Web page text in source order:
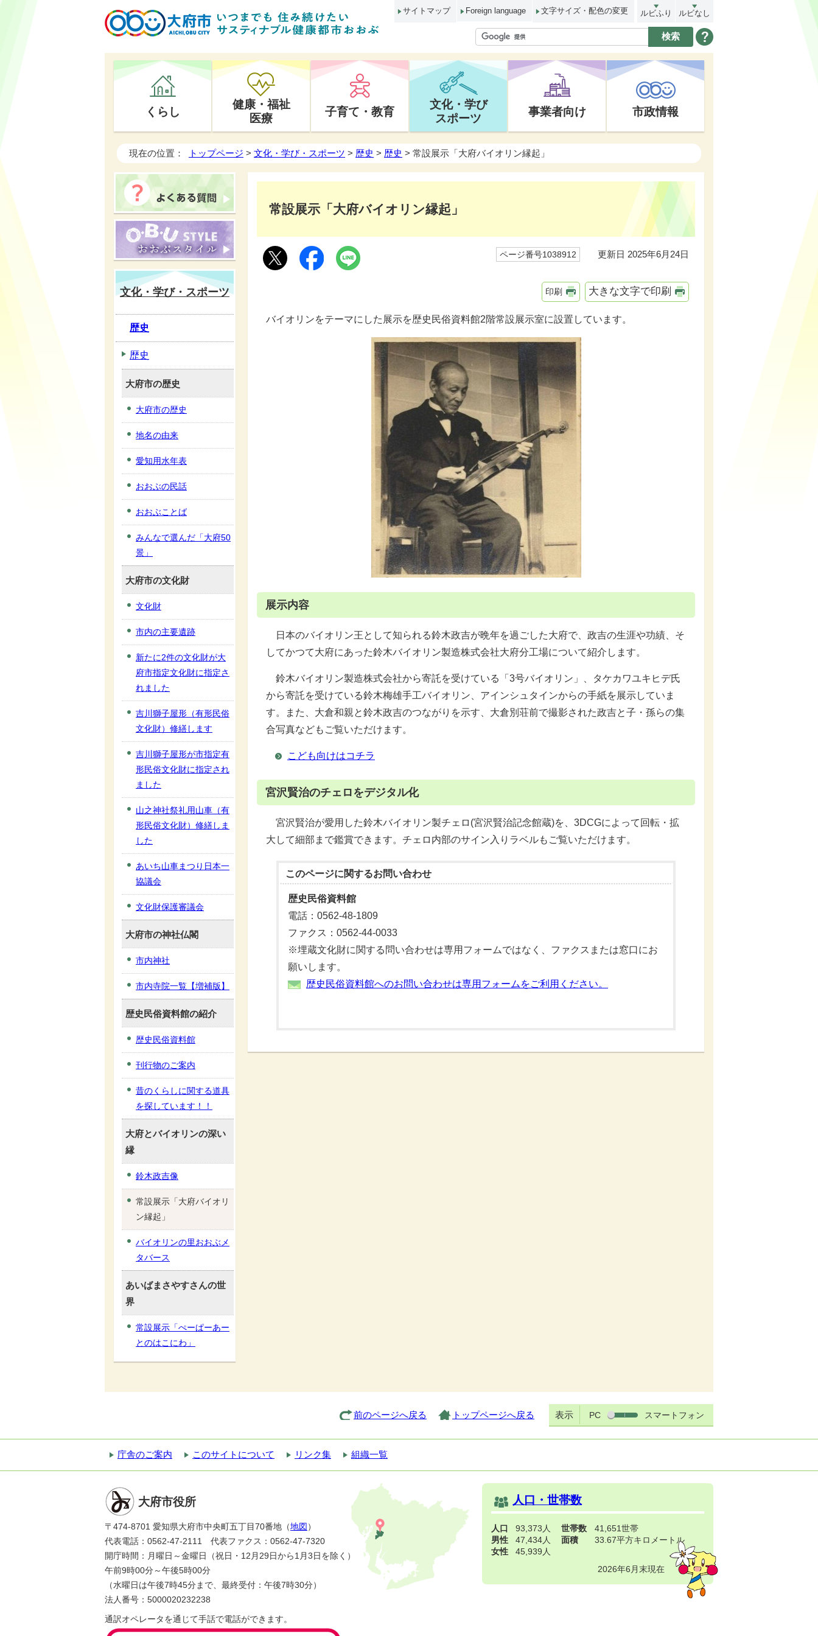
サイトマップ Foreign language 文字サイズ・配色の変更 ルビふり ルビなし
くらし
健康・福祉
医療
子育て・教育
文化・学び
スポーツ
事業者向け 市政情報
現在の位置： トップページ > 文化・学び・スポーツ > 歴史 > 歴史 > 常設展示「大府バイオリン縁起」
常設展示「大府バイオリン縁起」
ページ番号1038912 更新日 2025年6月24日
印刷 大きな文字で印刷
バイオリンをテーマにした展示を歴史民俗資料館2階常設展示室に設置しています。
展示内容
日本のバイオリン王として知られる鈴木政吉が晩年を過ごした大府で、政吉の生涯や功績、そ
してかつて大府にあった鈴木バイオリン製造株式会社大府分工場について紹介します。
鈴木バイオリン製造株式会社から寄託を受けている「3号バイオリン」、タケカワユキヒデ氏
から寄託を受けている鈴木梅雄手工バイオリン、アインシュタインからの手紙を展示していま
す。また、大倉和親と鈴木政吉のつながりを示す、大倉別荘前で撮影された政吉と子・孫らの集
合写真などもご覧いただけます。
こども向けはコチラ
宮沢賢治のチェロをデジタル化
宮沢賢治が愛用した鈴木バイオリン製チェロ(宮沢賢治記念館蔵)を、3DCGによって回転・拡
大して細部まで鑑賞できます。チェロ内部のサイン入りラベルもご覧いただけます。
このページに関するお問い合わせ
歴史民俗資料館
電話：0562-48-1809
ファクス：0562-44-0033
※埋蔵文化財に関する問い合わせは専用フォームではなく、ファクスまたは窓口にお
願いします。
歴史民俗資料館へのお問い合わせは専用フォームをご利用ください。
文化・学び・スポーツ
歴史
歴史
大府市の歴史
大府市の歴史
地名の由来
愛知用水年表
おおぶの民話
おおぶことば
みんなで選んだ「大府50
景」
大府市の文化財
文化財
市内の主要遺跡
新たに2件の文化財が大
府市指定文化財に指定さ
れました
吉川獅子屋形（有形民俗
文化財）修繕します
吉川獅子屋形が市指定有
形民俗文化財に指定され
ました
山之神社祭礼用山車（有
形民俗文化財）修繕しま
した
あいち山車まつり日本一
協議会
文化財保護審議会
大府市の神社仏閣
市内神社
市内寺院一覧【増補版】
歴史民俗資料館の紹介
歴史民俗資料館
刊行物のご案内
昔のくらしに関する道具
を探しています！！
大府とバイオリンの深い
縁
鈴木政吉像
常設展示「大府バイオリ
ン縁起」
バイオリンの里おおぶメ
タバース
あいばまさやすさんの世
界
常設展示「ぺーぱーあー
とのはこにわ」
前のページへ戻る トップページへ戻る 表示 PC スマートフォン
庁舎のご案内 このサイトについて リンク集 組織一覧
大府市役所
〒474-8701 愛知県大府市中央町五丁目70番地（地図 ）
代表電話：0562-47-2111 代表ファクス：0562-47-7320
開庁時間：月曜日～金曜日（祝日・12月29日から1月3日を除く）
午前9時00分～午後5時00分
（水曜日は午後7時45分まで、最終受付：午後7時30分）
法人番号：5000020232238
通訳オペレータを通じて手話で電話ができます。
人口・世帯数
人口
93,373人
男性
47,434人
女性
45,939人
世帯数
41,651世帯
面積
33.67平方キロメートル
2026年6月末現在